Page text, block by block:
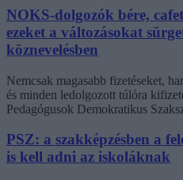
NOKS-dolgozók bére,
ezeket a változásokat
köznevelésben
Nemcsak magasabb fizetéseket,
és minden ledolgozott túlóra
Pedagógusok Demokratikus
PSZ: a szakképzésben a
is kell adni az iskoláknak